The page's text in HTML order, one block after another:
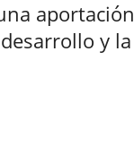
aportación
y la